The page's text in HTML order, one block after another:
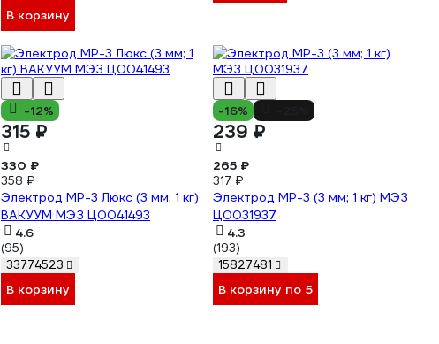
В корзину
-12%
315 ₽
330 ₽
358 ₽
Электрод МР-3 Люкс (3 мм; 1 кг)
ВАКУУМ МЭЗ Ц0041493
4.6
(95)
33774523
В корзину
-16%
239 ₽
265 ₽
317 ₽
Электрод МР-3 (3 мм; 1 кг) МЭЗ
Ц0031937
4.3
(193)
15827481
В корзину по 5